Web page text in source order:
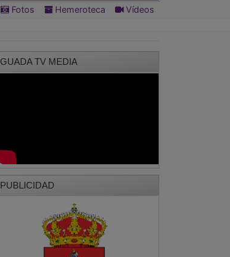
Fotos Hemeroteca Vídeos
GUADA TV MEDIA
PUBLICIDAD